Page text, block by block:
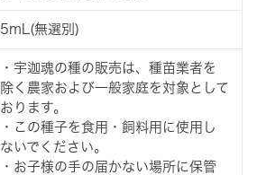
5mL(無選別)
・宇迦魂の種の販売は、種苗業者を
除く農家および一般家庭を対象として
おります。
・この種子を食用・飼料用に使用し
ないでください。
・お子様の手の届かない場所に保管